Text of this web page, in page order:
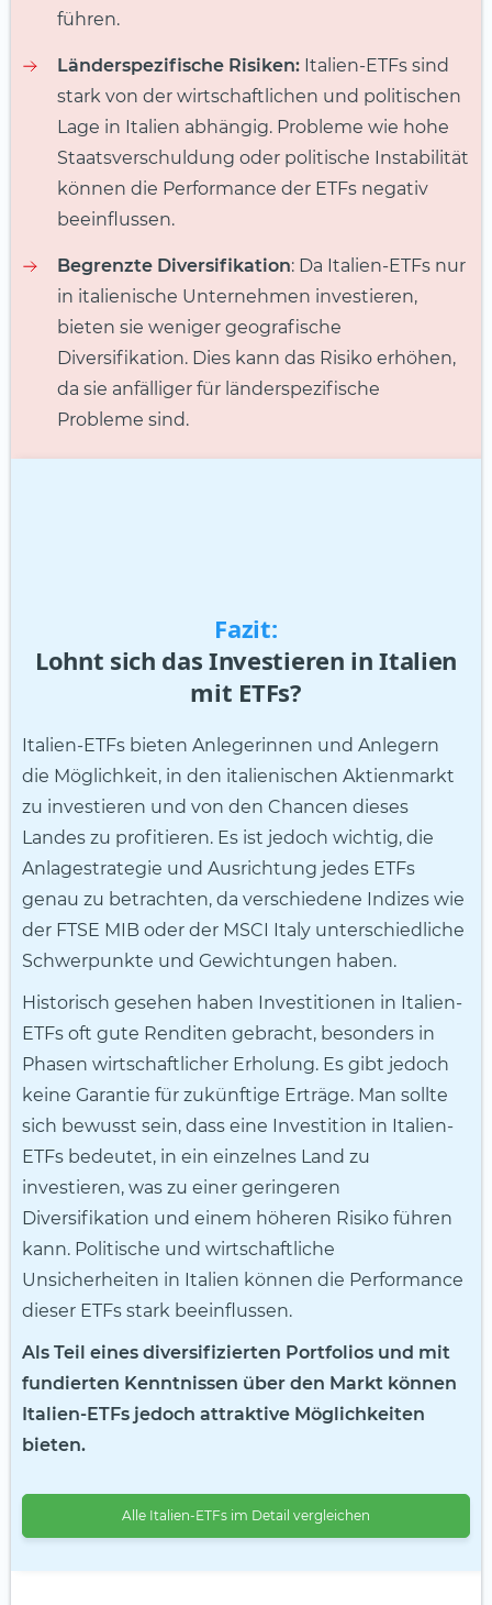
führen.
Länderspezifische Risiken: Italien-ETFs sind
stark von der wirtschaftlichen und politischen
Lage in Italien abhängig. Probleme wie hohe
Staatsverschuldung oder politische Instabilität
können die Performance der ETFs negativ
beeinflussen.
Begrenzte Diversifikation: Da Italien-ETFs nur
in italienische Unternehmen investieren,
bieten sie weniger geografische
Diversifikation. Dies kann das Risiko erhöhen,
da sie anfälliger für länderspezifische
Probleme sind.
Fazit:
Lohnt sich das Investieren in Italien
mit ETFs?
Italien-ETFs bieten Anlegerinnen und Anlegern
die Möglichkeit, in den italienischen Aktienmarkt
zu investieren und von den Chancen dieses
Landes zu profitieren. Es ist jedoch wichtig, die
Anlagestrategie und Ausrichtung jedes ETFs
genau zu betrachten, da verschiedene Indizes wie
der FTSE MIB oder der MSCI Italy unterschiedliche
Schwerpunkte und Gewichtungen haben.
Historisch gesehen haben Investitionen in Italien-
ETFs oft gute Renditen gebracht, besonders in
Phasen wirtschaftlicher Erholung. Es gibt jedoch
keine Garantie für zukünftige Erträge. Man sollte
sich bewusst sein, dass eine Investition in Italien-
ETFs bedeutet, in ein einzelnes Land zu
investieren, was zu einer geringeren
Diversifikation und einem höheren Risiko führen
kann. Politische und wirtschaftliche
Unsicherheiten in Italien können die Performance
dieser ETFs stark beeinflussen.
Als Teil eines diversifizierten Portfolios und mit
fundierten Kenntnissen über den Markt können
Italien-ETFs jedoch attraktive Möglichkeiten
bieten.
Alle Italien-ETFs im Detail vergleichen